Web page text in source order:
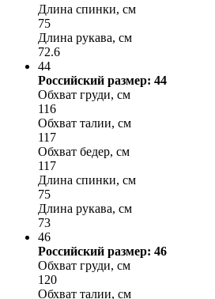
Длина спинки, см
75
Длина рукава, см
72.6
44
Российский размер: 44
Обхват груди, см
116
Обхват талии, см
117
Обхват бедер, см
117
Длина спинки, см
75
Длина рукава, см
73
46
Российский размер: 46
Обхват груди, см
120
Обхват талии, см